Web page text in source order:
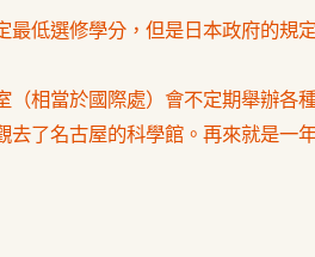
最低選修學分，但是日本政府的規
（相當於國際處）會不定期舉辦各
去了名古屋的科學館。再來就是一